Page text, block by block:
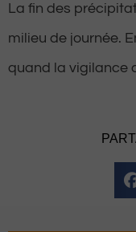
La fin des
milieu de journée.
quand la vigilance